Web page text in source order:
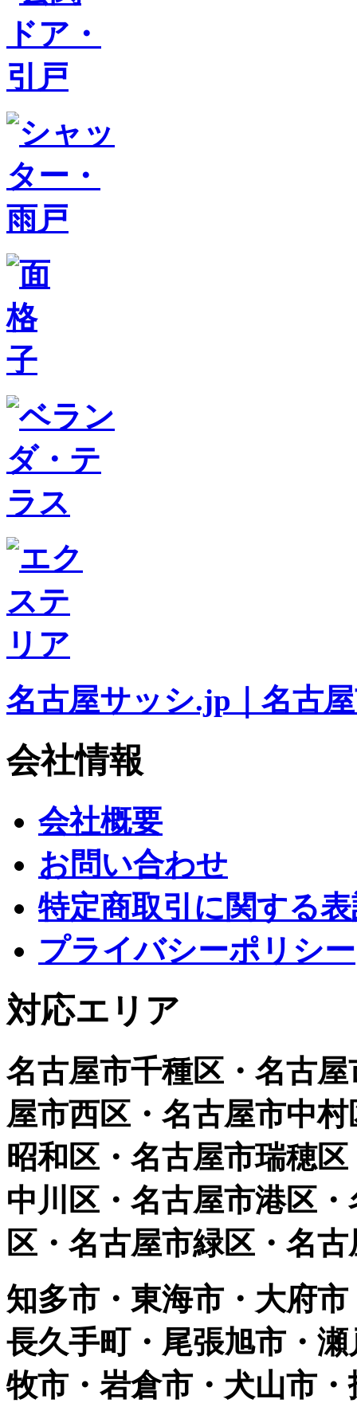
名古屋サッシ.jp｜名古
会社情報
会社概要
お問い合わせ
特定商取引に関する
プライバシーポリシー
対応エリア
名古屋市千種区・名古
屋市西区・名古屋市中
昭和区・名古屋市瑞穂
中川区・名古屋市港区
区・名古屋市緑区・名
知多市・東海市・大府
長久手町・尾張旭市・
牧市・岩倉市・犬山市